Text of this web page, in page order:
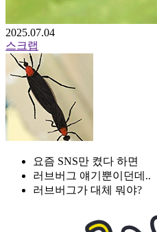
2025.07.04
스크랩
요즘 SNS만 켰다 하면
러브버그 얘기뿐이던데..
러브버그가 대체 뭐야?